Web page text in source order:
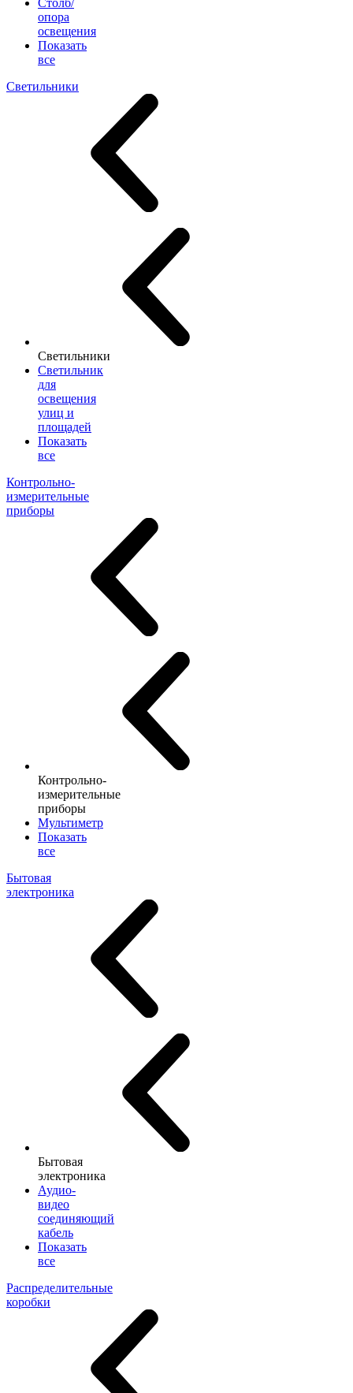
Столб/
опора
освещения
Показать
все
Светильники
Светильники
Светильник
для
освещения
улиц и
площадей
Показать
все
Контрольно-
измерительные
приборы
Контрольно-
измерительные
приборы
Мультиметр
Показать
все
Бытовая
электроника
Бытовая
электроника
Аудио-
видео
соединяющий
кабель
Показать
все
Распределительные
коробки